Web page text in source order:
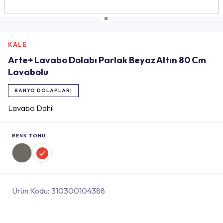
KALE
Arte+ Lavabo Dolabı Parlak Beyaz Altın 80 Cm
Lavabolu
BANYO DOLAPLARI
Lavabo Dahil
RENK TONU
Ürün Kodu: 310300104388